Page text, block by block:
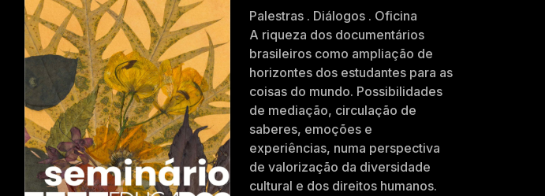
Palestras . Diálogos . Oficina
A riqueza dos documentários
brasileiros como ampliação de
horizontes dos estudantes para as
coisas do mundo. Possibilidades
de mediação, circulação de
saberes, emoções e
experiências, numa perspectiva
de valorização da diversidade
cultural e dos direitos humanos.